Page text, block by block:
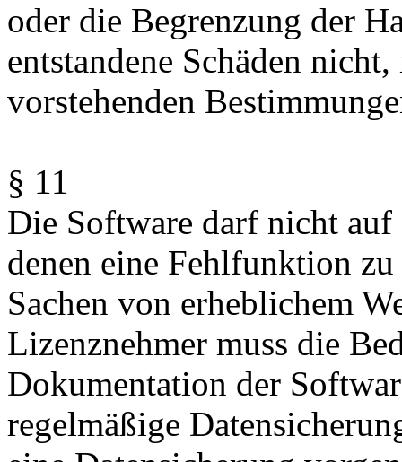
oder die Begrenzung der
entstandene Schäden
vorstehenden
§ 11
Die Software darf nicht auf
denen eine Fehlfunktion
Sachen von erheblichem
Lizenznehmer muss die
Dokumentation der
regelmäßige